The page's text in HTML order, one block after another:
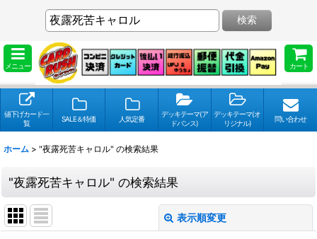
メニュー カート
検索
値下げカード一
覧
SALE＆特価 人気定番
デッキテーマ(ア
ドバンス)
デッキテーマ(オ
リジナル)
問い合わせ
ホーム > "夜露死苦キャロル" の検索結果
"夜露死苦キャロル" の検索結果
表示順変更